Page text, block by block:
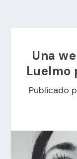
Una
Luelmo
Publicado